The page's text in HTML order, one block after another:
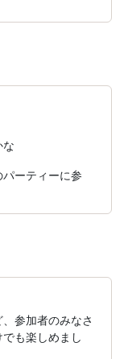
な
ーティーに参
参加者のみなさ
も楽しめまし